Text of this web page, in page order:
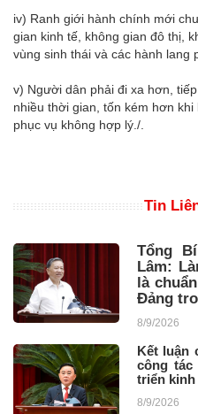
iv) Ranh giới hành chính mới
gian kinh tế, không gian đô thị,
vùng sinh thái và các hành lang
v) Người dân phải đi xa hơn,
nhiều thời gian, tốn kém hơn
phục vụ không hợp lý./.
Tin
Tổng
Lâm:
là
Đảng
8/9/2026
Kết luận
công
triển
8/9/2026